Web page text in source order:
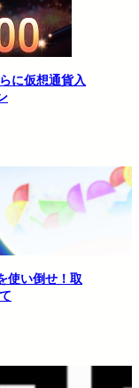
に仮想通貨入
使い倒せ！取